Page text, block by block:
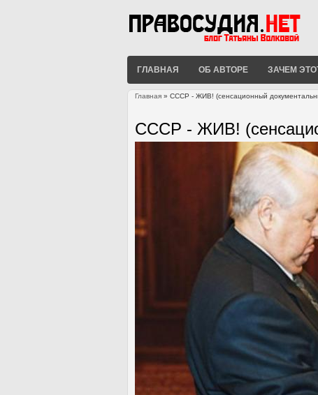
ГЛАВНАЯ ОБ АВТОРЕ ЗАЧЕМ
Главная » СССР - ЖИВ! (сенсационный
СССР - ЖИВ!